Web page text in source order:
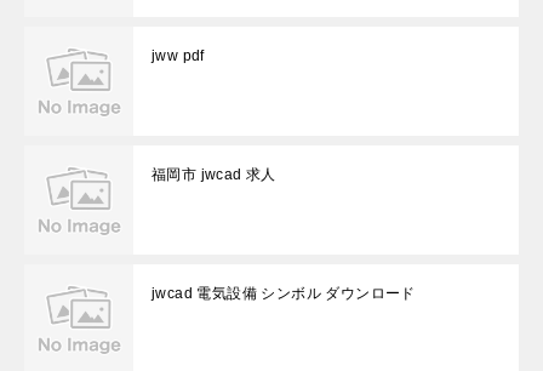
jww pdf
福岡市 jwcad 求人
jwcad 電気設備 シンボル ダウンロード